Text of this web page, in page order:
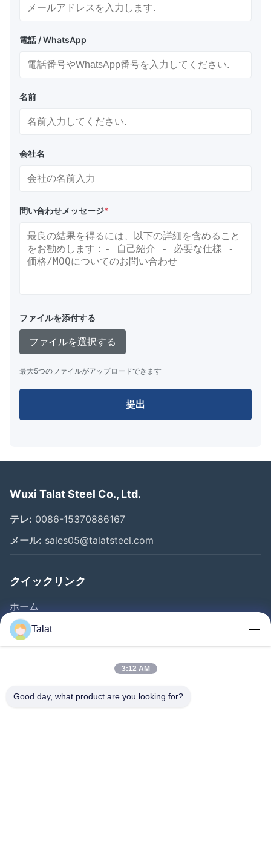
電話 / WhatsApp
名前
会社名
問い合わせメッセージ*
ファイルを添付する
ファイルを選択する
最大5つのファイルがアップロードできます
提出
Wuxi Talat Steel Co., Ltd.
テレ: 0086-15370886167
メール: sales05@talatsteel.com
クイックリンク
ホーム
製品
企業情報
品質管理
Talat
3:12 AM
Good day, what product are you looking for?